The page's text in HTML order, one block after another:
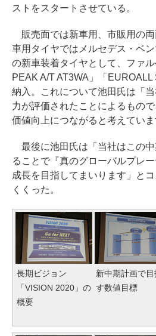
ストをスタートさせている。
販売面では新車用、市販用の
車用タイヤではメルセデス・ベン
の新車装着タイヤとして、ファ
PEAK A/T AT3WA」「
納入。これについて池田氏は「
力が評価されたことによるもの
価値向上につながると考えていま
最後に池田氏は「当社はこの
ることで『真のグローバルプレ
成長を目指してまいります」と
くくった。
長期ビジョン
「VISION 2020」の
概要
新中期計画で目
す数値目標